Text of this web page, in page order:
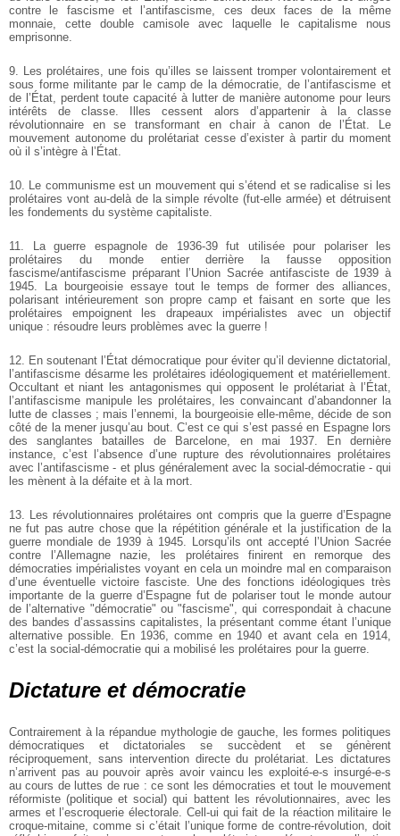
contre le fascisme et l’antifascisme, ces deux faces de la même
monnaie, cette double camisole avec laquelle le capitalisme nous
emprisonne.
9. Les prolétaires, une fois qu’illes se laissent tromper volontairement et
sous forme militante par le camp de la démocratie, de l’antifascisme et
de l’État, perdent toute capacité à lutter de manière autonome pour leurs
intérêts de classe. Illes cessent alors d’appartenir à la classe
révolutionnaire en se transformant en chair à canon de l’État. Le
mouvement autonome du prolétariat cesse d’exister à partir du moment
où il s’intègre à l’État.
10. Le communisme est un mouvement qui s’étend et se radicalise si les
prolétaires vont au-delà de la simple révolte (fut-elle armée) et détruisent
les fondements du système capitaliste.
11. La guerre espagnole de 1936-39 fut utilisée pour polariser les
prolétaires du monde entier derrière la fausse opposition
fascisme/antifascisme préparant l’Union Sacrée antifasciste de 1939 à
1945. La bourgeoisie essaye tout le temps de former des alliances,
polarisant intérieurement son propre camp et faisant en sorte que les
prolétaires empoignent les drapeaux impérialistes avec un objectif
unique : résoudre leurs problèmes avec la guerre !
12. En soutenant l’État démocratique pour éviter qu’il devienne dictatorial,
l’antifascisme désarme les prolétaires idéologiquement et matériellement.
Occultant et niant les antagonismes qui opposent le prolétariat à l’État,
l’antifascisme manipule les prolétaires, les convaincant d’abandonner la
lutte de classes ; mais l’ennemi, la bourgeoisie elle-même, décide de son
côté de la mener jusqu’au bout. C’est ce qui s’est passé en Espagne lors
des sanglantes batailles de Barcelone, en mai 1937. En dernière
instance, c’est l’absence d’une rupture des révolutionnaires prolétaires
avec l’antifascisme - et plus généralement avec la social-démocratie - qui
les mènent à la défaite et à la mort.
13. Les révolutionnaires prolétaires ont compris que la guerre d’Espagne
ne fut pas autre chose que la répétition générale et la justification de la
guerre mondiale de 1939 à 1945. Lorsqu’ils ont accepté l’Union Sacrée
contre l’Allemagne nazie, les prolétaires finirent en remorque des
démocraties impérialistes voyant en cela un moindre mal en comparaison
d’une éventuelle victoire fasciste. Une des fonctions idéologiques très
importante de la guerre d’Espagne fut de polariser tout le monde autour
de l’alternative "démocratie" ou "fascisme", qui correspondait à chacune
des bandes d’assassins capitalistes, la présentant comme étant l’unique
alternative possible. En 1936, comme en 1940 et avant cela en 1914,
c’est la social-démocratie qui a mobilisé les prolétaires pour la guerre.
Dictature et démocratie
Contrairement à la répandue mythologie de gauche, les formes politiques
démocratiques et dictatoriales se succèdent et se génèrent
réciproquement, sans intervention directe du prolétariat. Les dictatures
n’arrivent pas au pouvoir après avoir vaincu les exploité-e-s insurgé-e-s
au cours de luttes de rue : ce sont les démocraties et tout le mouvement
réformiste (politique et social) qui battent les révolutionnaires, avec les
armes et l’escroquerie électorale. Cell-ui qui fait de la réaction militaire le
croque-mitaine, comme si c’était l’unique forme de contre-révolution, doit